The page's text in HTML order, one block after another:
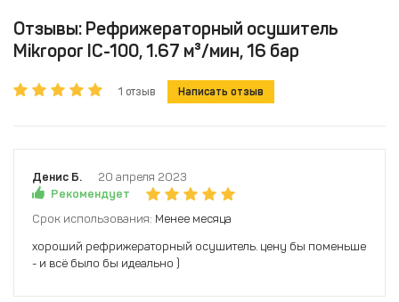
Отзывы: Рефрижераторный осушитель
Mikropor IC-100, 1.67 м³/мин, 16 бар
1 отзыв Написать отзыв
Денис Б.
20 апреля 2023
Рекомендует
Срок использования: Менее месяца
хороший рефрижераторный осушитель. цену бы поменьше
- и всё было бы идеально )